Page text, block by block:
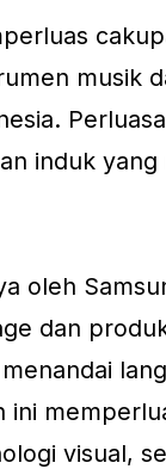
musik
induk yang
oleh
dan
ini
visual,